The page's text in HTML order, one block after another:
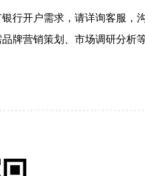
行开户需求， 请详询客服，
品牌营销策划、市场调研分析